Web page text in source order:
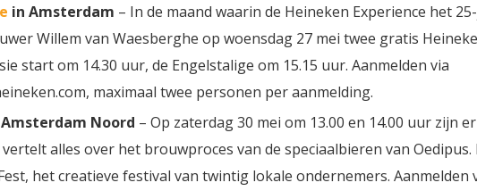
in Amsterdam – In de maand waarin de Heineken Experience het
Willem van Waesberghe op woensdag 27 mei twee gratis
start om 14.30 uur, de Engelstalige om 15.15 uur. Aanmelden via
maximaal twee personen per aanmelding.
Noord – Op zaterdag 30 mei om 13.00 en 14.00 uur zijn
alles over het brouwproces van de speciaalbieren van
het creatieve festival van twintig lokale ondernemers. Aanmelden